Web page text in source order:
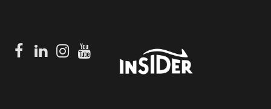
Facebook
LinkedIn
Instagram
Youtube